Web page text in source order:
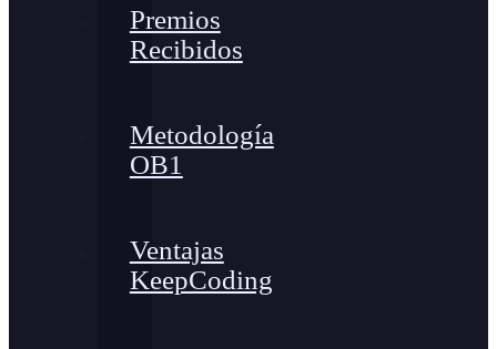
Premios
Recibidos
Metodología
OB1
Ventajas
KeepCoding